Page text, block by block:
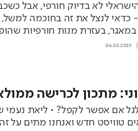
לא בדיוק חורפי, אבל
- כדאי לנצל את זה בחוכמה
במאגר, בעזרת מנות חורפיות
06.02.2025
מתכון לכרישה
אם אפשר לקפל? • ליאת נעמי
טוויסט חדש ואנחנו מתים על זה